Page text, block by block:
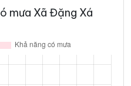
mưa Xã Đặng Xá